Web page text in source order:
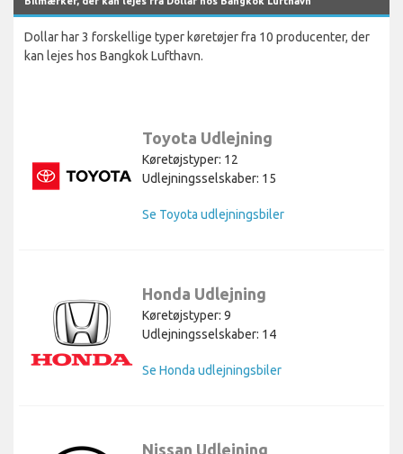
Dollar har 3 forskellige typer køretøjer fra 10 producenter, der
kan lejes hos Bangkok Lufthavn.
Toyota Udlejning
Køretøjstyper: 12
Udlejningsselskaber: 15
Se Toyota udlejningsbiler
Honda Udlejning
Køretøjstyper: 9
Udlejningsselskaber: 14
Se Honda udlejningsbiler
Nissan Udlejning